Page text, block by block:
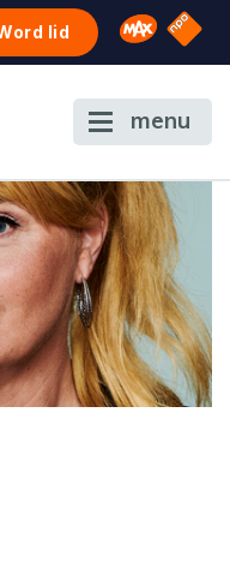
lid Omroep
NPO
menu